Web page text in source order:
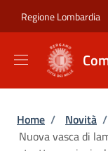
Regione Lombardia
Briciole
Home / Novità /
Nuova vasca di